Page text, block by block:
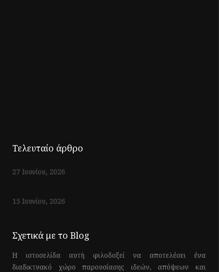
Τελευταίο άρθρο
27 Ιουνίου, 2026
15 Ιουνίου, 2026
Σχετικά με το Blog
Η ιστοσελίδα αυτή φιλοδοξεί να αποτελέσει ένα
διαδικτυακό χώρο παρουσίασης ιδεών, απόψεων και